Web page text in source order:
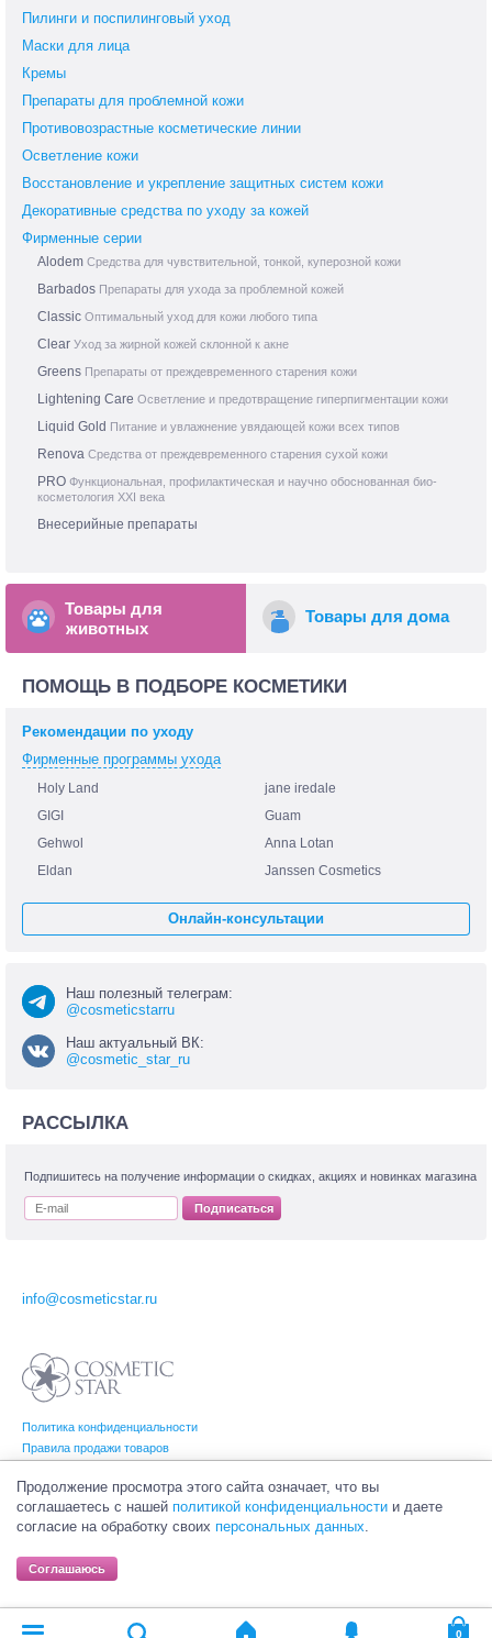
Пилинги и поспилинговый уход
Маски для лица
Кремы
Препараты для проблемной кожи
Противовозрастные косметические линии
Осветление кожи
Восстановление и укрепление защитных систем кожи
Декоративные средства по уходу за кожей
Фирменные серии
Alodem Средства для чувствительной, тонкой, куперозной кожи
Barbados Препараты для ухода за проблемной кожей
Classic Оптимальный уход для кожи любого типа
Clear Уход за жирной кожей склонной к акне
Greens Препараты от преждевременного старения кожи
Lightening Care Осветление и предотвращение гиперпигментации кожи
Liquid Gold Питание и увлажнение увядающей кожи всех типов
Renova Средства от преждевременного старения сухой кожи
PRO Функциональная, профилактическая и научно обоснованная био-
косметология XXI века
Внесерийные препараты
Товары для
животных
Товары для дома
ПОМОЩЬ В ПОДБОРЕ КОСМЕТИКИ
Рекомендации по уходу
Фирменные программы ухода
Holy Land
jane iredale
GIGI
Guam
Gehwol
Anna Lotan
Eldan
Janssen Cosmetics
Онлайн-консультации
Наш полезный телеграм:
@cosmeticstarru
Наш актуальный ВК:
@cosmetic_star_ru
РАССЫЛКА
Подпишитесь на получение информации о скидках, акциях и новинках магазина
Подписаться
Политика конфиденциальности
Правила продажи товаров
info@cosmeticstar.ru
(Косметик Стар). Все права на товарные знаки принадлежат их законным
владельцам.
Продолжение просмотра этого сайта означает, что вы
соглашаетесь с нашей политикой конфиденциальности и даете
согласие на обработку своих персональных данных.
Соглашаюсь